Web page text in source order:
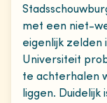
met een niet-
eigenlijk zelden
Universiteit
te achterhalen
liggen. Duidelijk